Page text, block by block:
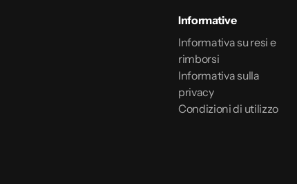
Informative
Informativa su resi e
rimborsi
Informativa sulla
privacy
Condizioni di utilizzo